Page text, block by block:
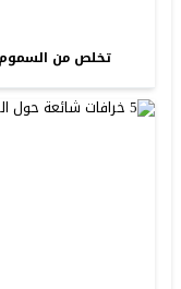
تخلص من